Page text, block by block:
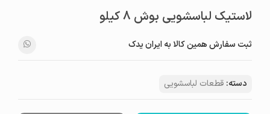
لاستیک لباسشویی بوش 8 کیلو
ثبت سفارش همین کالا به ایران یدک
دسته: قطعات لباسشویی